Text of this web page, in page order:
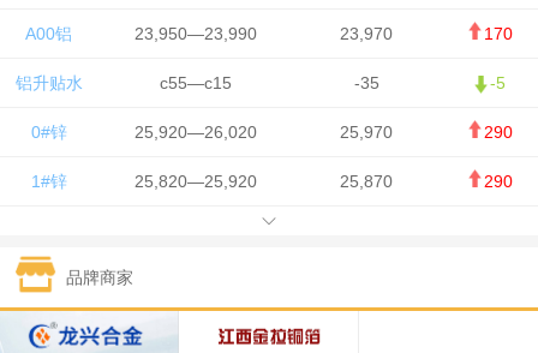
A00铝 23,950—23,990 23,970 170
铝升贴水 c55—c15 -35 -5
0#锌 25,920—26,020 25,970 290
1#锌 25,820—25,920 25,870 290
1#锡 434,000—436,000
1#镍 129,550—130,750
品牌商家